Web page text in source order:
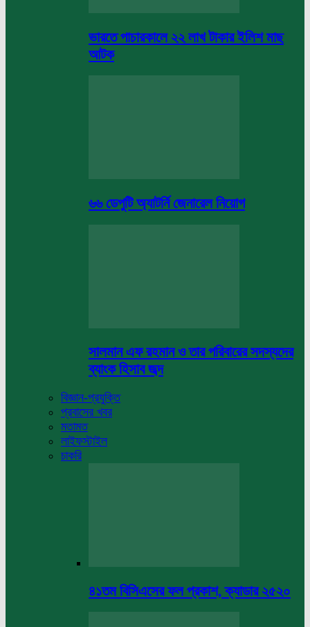
ভারতে পাচারকালে ২২ লাখ টাকার ইলিশ মাছ
আটক
৬৬ ডেপুটি অ্যাটর্নি জেনারেল নিয়োগ
সালমান এফ রহমান ও তার পরিবারের সদস্যদের
ব্যাংক হিসাব জব্দ
বিজ্ঞান-প্রযুক্তি
প্রবাসের খবর
মতামত
লাইফস্টাইল
চাকরি
৪১তম বিসিএসের ফল প্রকাশ, ক্যাডার ২৫২০